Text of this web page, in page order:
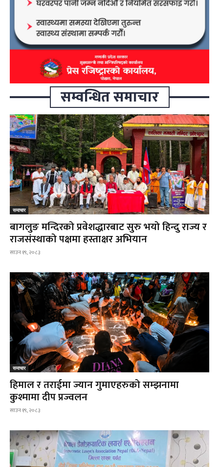
सम्वन्धित समाचार
समाचार
बागलुङ मन्दिरको प्रवेशद्धारबाट सुरु भयो हिन्दु राज्य र
राजसंस्थाको पक्षमा हस्ताक्षर अभियान
साउन १९, २०८३
समाचार
हिमाल र तराईमा ज्यान गुमाएहरुको सम्झनामा
कुश्मामा दीप प्रज्वलन
साउन १९, २०८३